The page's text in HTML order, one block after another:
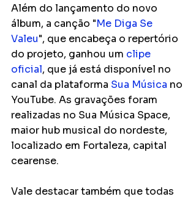
Além do lançamento do novo
álbum, a canção "Me Diga Se
Valeu", que encabeça o repertório
do projeto, ganhou um clipe
oficial, que já está disponível no
canal da plataforma Sua Música no
YouTube. As gravações foram
realizadas no Sua Música Space,
maior hub musical do nordeste,
localizado em Fortaleza, capital
cearense.
Vale destacar também que todas